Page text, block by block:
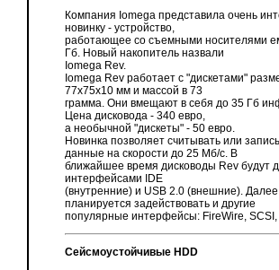
Компания Iomega представила очень
новинку - устройство,
работающее со съемными носителями
Гб. Новый накопитель назвали
Iomega Rev.
Iomega Rev работает с "дискетами"
77x75x10 мм и массой в 73
грамма. Они вмещают в себя до 35 Гб
Цена дисковода - 340 евро,
а необычной "дискеты" - 50 евро.
Новинка позволяет считывать или
данные на скорости до 25 Мб/с. В
ближайшее время дисководы Rev будут
интерфейсами IDE
(внутренние) и USB 2.0 (внешние). Далее
планируется задействовать и другие
популярные интерфейсы: FireWire, SCSI,
Сейсмоустойчивые HDD